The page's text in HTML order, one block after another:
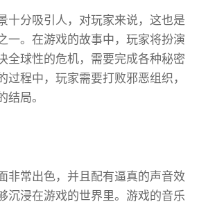
十分吸引人，对玩家来说，这也是
一。在游戏的故事中，玩家将扮演
全球性的危机，需要完成各种秘密
过程中，玩家需要打败邪恶组织，
结局。
非常出色，并且配有逼真的声音效
沉浸在游戏的世界里。游戏的音乐